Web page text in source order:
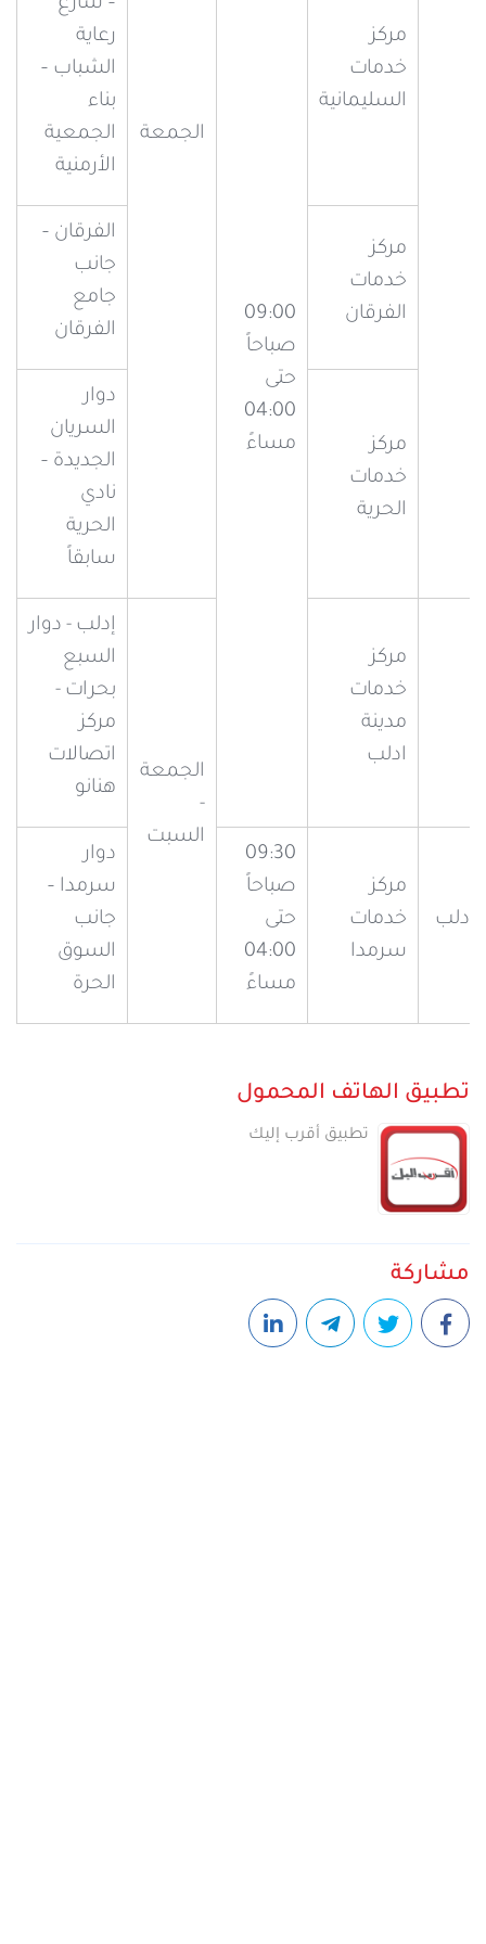
تطبيق الهاتف المحمول
تطبيق أقرب إليك
مشاركة
الجمعة
مركز
خدمات
السليمانية
09:00
صباحاً
حتى
04:00
مساءً
رعاية
الشباب –
بناء
الجمعية
الأرمنية
مركز
خدمات
الفرقان
الفرقان –
جانب
جامع
الفرقان
مركز
خدمات
الحرية
دوار
السريان
الجديدة –
نادي
الحرية
سابقاً
مركز
خدمات
مدينة
ادلب
الجمعة
-
السبت
إدلب - دوار
السبع
بحرات -
مركز
اتصالات
هنانو
إدلب
مركز
خدمات
سرمدا
09:30
صباحاً
حتى
04:00
مساءً
دوار
سرمدا –
جانب
السوق
الحرة